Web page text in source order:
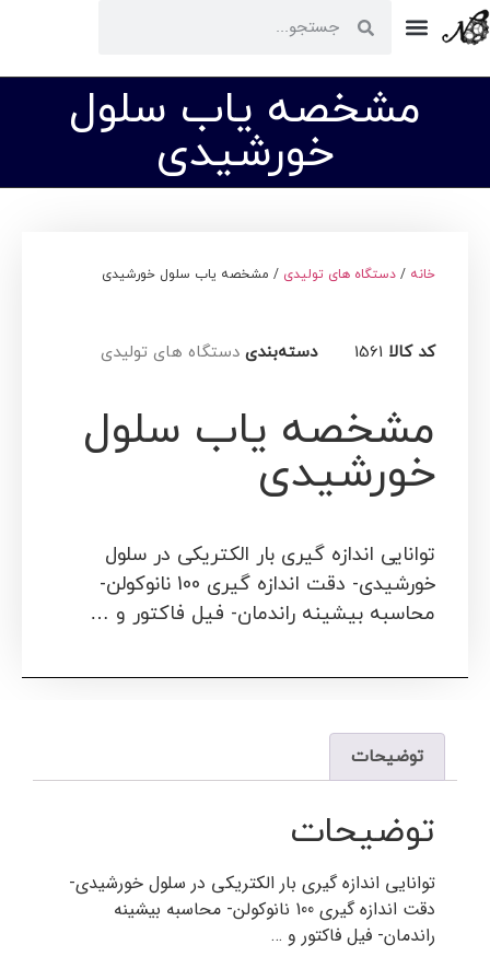
مشخصه یاب سلول
خورشیدی
خانه / دستگاه های تولیدی / مشخصه یاب سلول خورشیدی
کد کالا 1561 دسته‌بندی دستگاه های تولیدی
مشخصه یاب سلول
خورشیدی
توانایی اندازه گیری بار الکتریکی در سلول
خورشیدی- دقت اندازه گیری 100 نانوکولن-
محاسبه بیشینه راندمان- فیل فاکتور و …
توضیحات
توضیحات
توانایی اندازه گیری بار الکتریکی در سلول خورشیدی-
دقت اندازه گیری 100 نانوکولن- محاسبه بیشینه
راندمان- فیل فاکتور و …